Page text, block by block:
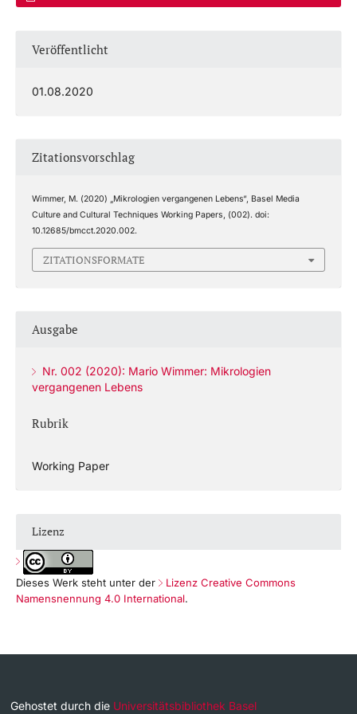
Veröffentlicht
01.08.2020
Zitationsvorschlag
Wimmer, M. (2020) „Mikrologien vergangenen Lebens“, Basel Media
Culture and Cultural Techniques Working Papers, (002). doi:
10.12685/bmcct.2020.002.
ZITATIONSFORMATE
Ausgabe
Nr. 002 (2020): Mario Wimmer: Mikrologien
vergangenen Lebens
Rubrik
Working Paper
Lizenz
Dieses Werk steht unter der
Lizenz Creative Commons
Namensnennung 4.0 International.
Gehostet durch die Universitätsbibliothek Basel